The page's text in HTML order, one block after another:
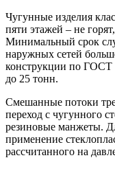
Чугунные изделия
пяти этажей – не
Минимальный срок
наружных сетей
конструкции по ГОСТ
до 25 тонн.
Смешанные потоки
переход с чугунного
резиновые манжеты.
применение
рассчитанного на